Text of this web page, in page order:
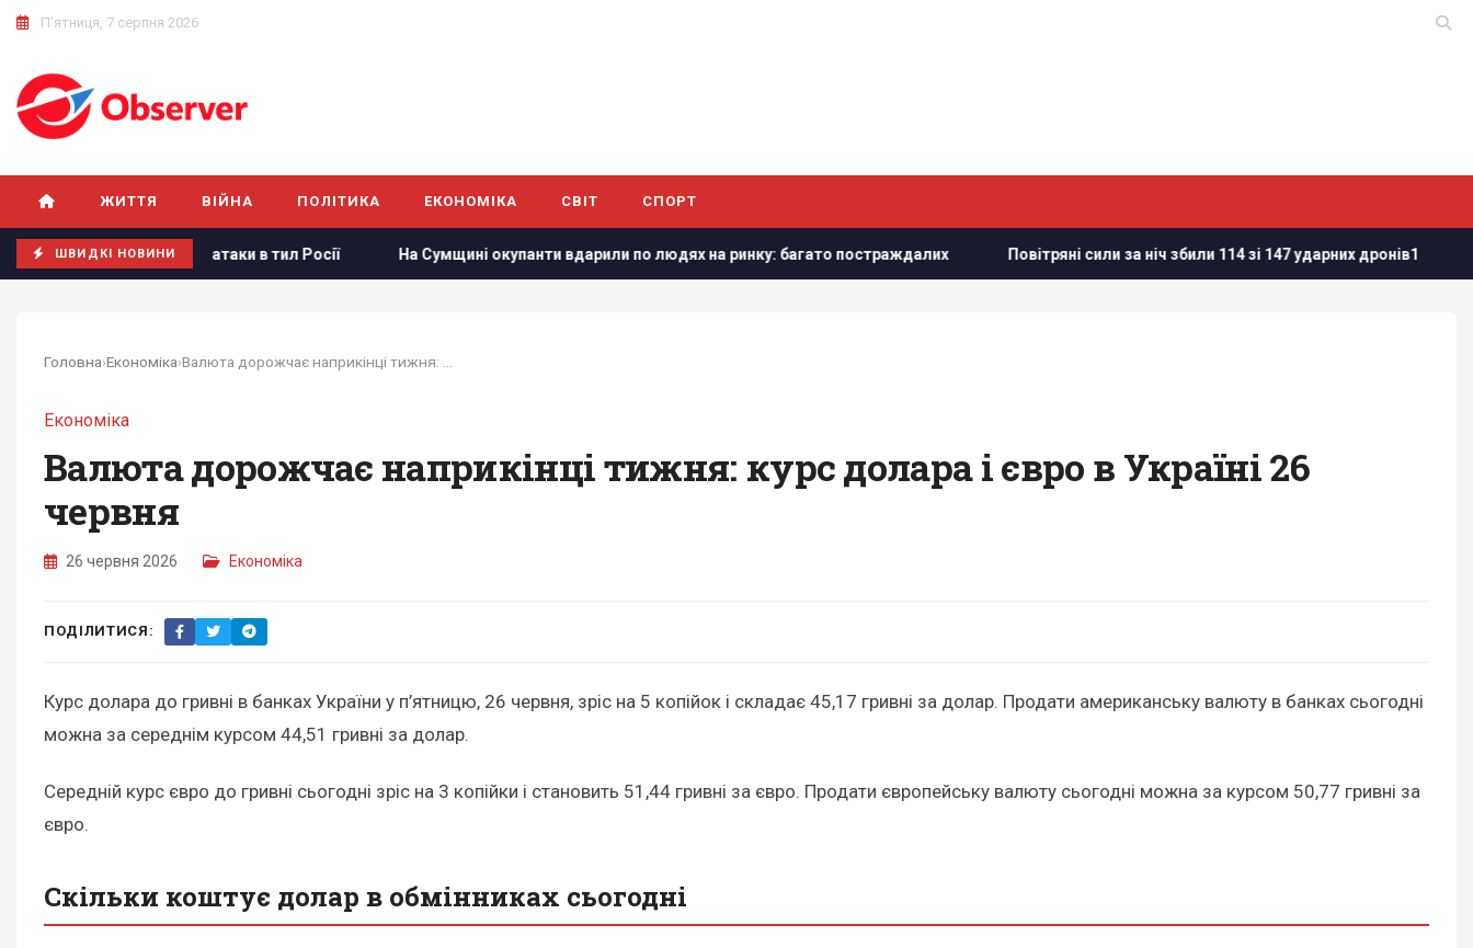
П'ятниця, 7 серпня 2026
ЖИТТЯ ВІЙНА ПОЛІТИКА ЕКОНОМІКА СВІТ СПОРТ
ШВИДКІ НОВИНИ
ескалацією атаки в тил Росії На Сумщині окупанти вдарили по людях на ринку: багато постраждалих Повітряні сили за ніч збили 114 зі 147 ударних дронів1 Валюта
Головна›Економіка›
Економіка
Валюта дорожчає наприкінці тижня: курс долара і євро в Україні 26
червня
26 червня 2026 Економіка
ПОДІЛИТИСЯ:
Курс долара до гривні в банках України у п’ятницю, 26 червня, зріс на 5 копійок і складає 45,17 гривні за долар. Продати американську валюту в банках сьогодні
можна за середнім курсом 44,51 гривні за долар.
Середній курс євро до гривні сьогодні зріс на 3 копійки і становить 51,44 гривні за євро. Продати європейську валюту сьогодні можна за курсом 50,77 гривні за
євро.
Скільки коштує долар в обмінниках сьогодні